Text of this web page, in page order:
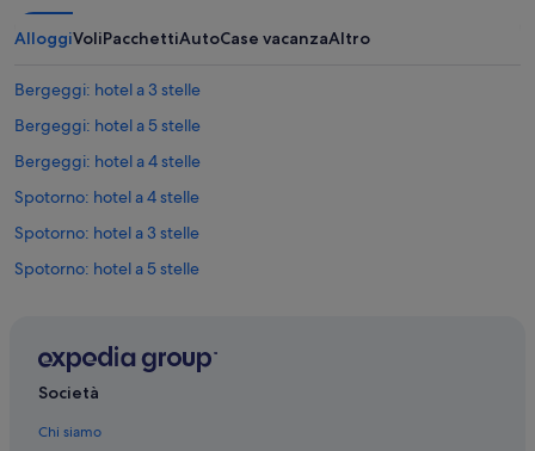
AlloggiVoliPacchettiAutoCase vacanzaAltro
Bergeggi: hotel a 3 stelle
Bergeggi: hotel a 5 stelle
Bergeggi: hotel a 4 stelle
Spotorno: hotel a 4 stelle
Spotorno: hotel a 3 stelle
Spotorno: hotel a 5 stelle
Bergeggi: Chalet
Società
Chi siamo